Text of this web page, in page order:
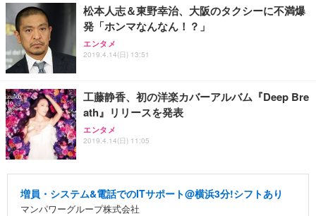
松本人志＆東野幸治、大阪のタクシーに不満爆
発「ホンマなんなん！？」
エンタメ
2019.4.14(日) 13:51
工藤静香、初の洋楽カバーアルバム『Deep Bre
ath』リリースを発表
エンタメ
2019.4.14(日) 11:05
増員・システム&電話でのITサポート@横浜3分!シフトあり
マンパワーグループ株式会社